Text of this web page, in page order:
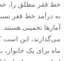
خط فقر مطلق را، خط
به درآمد خط فقر
آمارها تخمینی
ماه برای یک